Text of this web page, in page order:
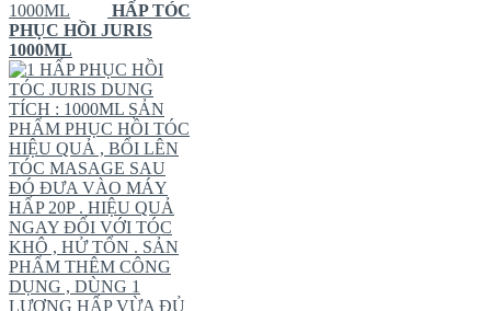
HẤP TÓC
PHỤC HỒI JURIS
1000ML
HẤP PHỤC HỒI
TÓC JURIS DUNG
TÍCH : 1000ML SẢN
PHẨM PHỤC HỒI TÓC
HIỆU QUẢ , BỔI LÊN
TÓC MASAGE SAU
ĐÓ ĐƯA VÀO MÁY
HẤP 20P . HIỆU QUẢ
NGAY ĐỐI VỚI TÓC
KHÔ , HỬ TỔN . SẢN
PHẨM THÊM CÔNG
DỤNG , DÙNG 1
LƯỢNG HẤP VỪA ĐỦ